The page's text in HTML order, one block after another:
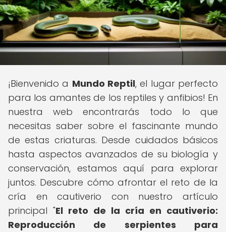
¡Bienvenido a Mundo Reptil, el lugar perfecto
para los amantes de los reptiles y anfibios! En
nuestra web encontrarás todo lo que
necesitas saber sobre el fascinante mundo
de estas criaturas. Desde cuidados básicos
hasta aspectos avanzados de su biología y
conservación, estamos aquí para explorar
juntos. Descubre cómo afrontar el reto de la
cría en cautiverio con nuestro artículo
principal "El reto de la cría en cautiverio:
Reproducción de serpientes para